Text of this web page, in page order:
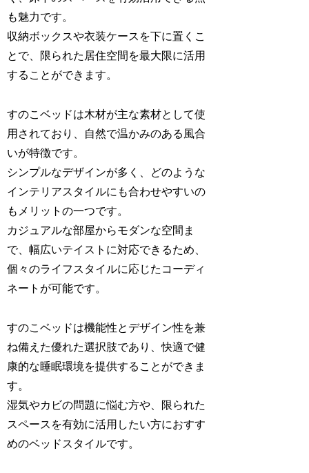
も魅力です。
収納ボックスや衣装ケースを下に置くこ
とで、限られた居住空間を最大限に活用
することができます。
すのこベッドは木材が主な素材として使
用されており、自然で温かみのある風合
いが特徴です。
シンプルなデザインが多く、どのような
インテリアスタイルにも合わせやすいの
もメリットの一つです。
カジュアルな部屋からモダンな空間ま
で、幅広いテイストに対応できるため、
個々のライフスタイルに応じたコーディ
ネートが可能です。
すのこベッドは機能性とデザイン性を兼
ね備えた優れた選択肢であり、快適で健
康的な睡眠環境を提供することができま
す。
湿気やカビの問題に悩む方や、限られた
スペースを有効に活用したい方におすす
めのベッドスタイルです。